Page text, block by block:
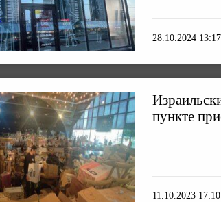
28.10.2024 13:17
пункте
11.10.2023 17:10